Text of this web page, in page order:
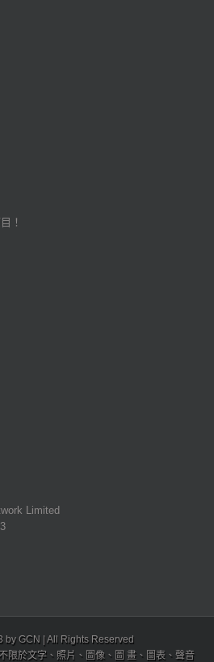
！
Limited
by GCN | All Rights Reserved
限於文字、照片、圖像、圖 畫、圖表、聲音